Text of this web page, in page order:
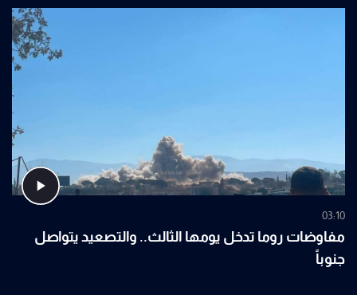
03:10
مفاوضات روما تدخل يومها الثالث.. والتصعيد يتواصل
جنوباً